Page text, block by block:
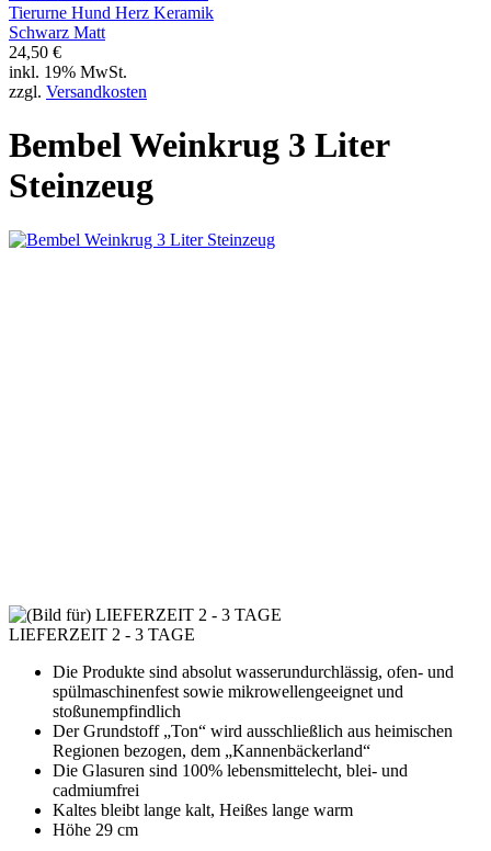
Tierurne Hund Herz Keramik
Schwarz Matt
24,50 €
inkl. 19% MwSt.
zzgl. Versandkosten
Bembel Weinkrug 3 Liter
Steinzeug
LIEFERZEIT 2 - 3 TAGE
Die Produkte sind absolut wasserundurchlässig, ofen- und
spülmaschinenfest sowie mikrowellengeeignet und
stoßunempfindlich
Der Grundstoff „Ton“ wird ausschließlich aus heimischen
Regionen bezogen, dem „Kannenbäckerland“
Die Glasuren sind 100% lebensmittelecht, blei- und
cadmiumfrei
Kaltes bleibt lange kalt, Heißes lange warm
Höhe 29 cm